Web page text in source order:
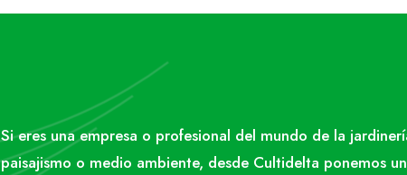
Si eres una empresa o profesional del mundo de la
paisajismo o medio ambiente, desde Cultidelta ponemos un